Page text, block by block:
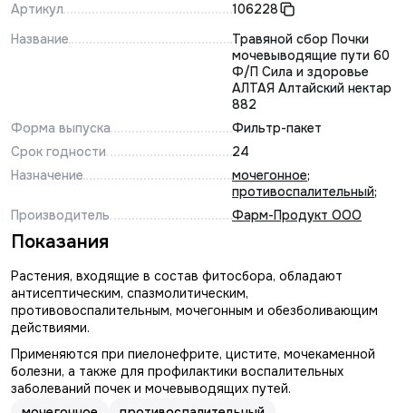
Артикул
106228
Название
Травяной сбор Почки
мочевыводящие пути 60
Ф/П Сила и здоровье
АЛТАЯ Алтайский нектар
882
Форма выпуска
Фильтр-пакет
Срок годности
24
Назначение
мочегонное;
противоспалительный;
Производитель
Фарм-Продукт ООО
Показания
Растения, входящие в состав фитосбора, обладают
антисептическим, спазмолитическим,
противовоспалительным, мочегонным и обезболивающим
действиями.
Применяются при пиелонефрите, цистите, мочекаменной
болезни, а также для профилактики воспалительных
заболеваний почек и мочевыводящих путей.